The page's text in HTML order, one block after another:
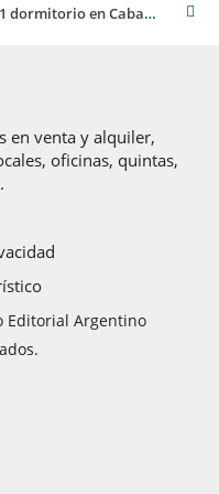
Oportunidad de compra de acogedor 1 dormitorio en Caballito
en venta y alquiler,
oficinas, quintas,
Editorial Argentino